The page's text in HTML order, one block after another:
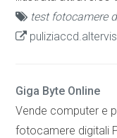
test fotocamere
Giga Byte Online
Vende computer e
fotocamere digitali